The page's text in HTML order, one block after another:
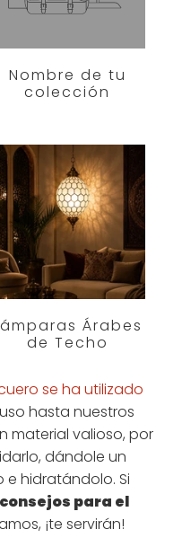
Nombre de tu
colección
Árabes
de Techo
se ha utilizado
hasta nuestros
material valioso, por
dándole un
hidratándolo. Si
consejos para el
¡te servirán!